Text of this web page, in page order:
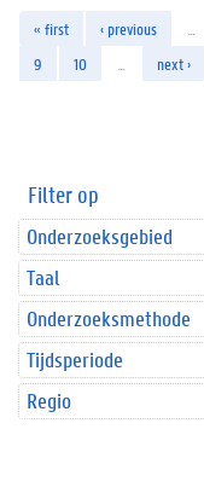
« first ‹ previous
9
10 next ›
Filter op
Onderzoeksgebied
Taal
Onderzoeksmethode
Tijdsperiode
Regio